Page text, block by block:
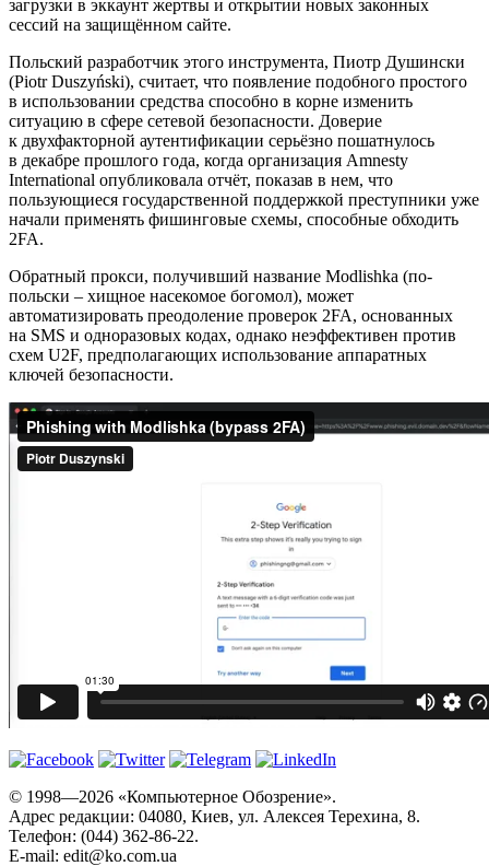
загрузки в эккаунт жертвы и открытии новых законных
сессий на защищённом сайте.
Польский разработчик этого инструмента, Пиотр Душински
(Piotr Duszyński), считает, что появление подобного простого
в использовании средства способно в корне изменить
ситуацию в сфере сетевой безопасности. Доверие
к двухфакторной аутентификации серьёзно пошатнулось
в декабре прошлого года, когда организация Amnesty
International опубликовала отчёт, показав в нем, что
пользующиеся государственной поддержкой преступники уже
начали применять фишинговые схемы, способные обходить
2FA.
Обратный прокси, получивший название Modlishka (по-
польски – хищное насекомое богомол), может
автоматизировать преодоление проверок 2FA, основанных
на SMS и одноразовых кодах, однако неэффективен против
схем U2F, предполагающих использование аппаратных
ключей безопасности.
© 1998—2026 «Компьютерное Обозрение».
Адрес редакции: 04080, Киев, ул. Алексея Терехина, 8.
Телефон: (044) 362-86-22.
E-mail: edit@ko.com.ua